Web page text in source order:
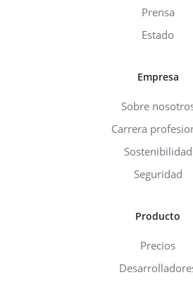
Prensa
Estado
Empresa
Sobre
Carrera
Sostenibilidad
Seguridad
Producto
Precios